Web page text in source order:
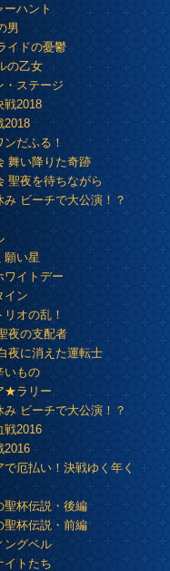
ハント
男
イドの憂鬱
の乙女
・ステージ
戦2018
2018
だふる！
舞い降りた奇跡
聖夜を待ちながら
ビーチで大公演！？
願い星
ワイトデー
イン
オの乱！
夜の支配者
夜に消えた運転士
いもの
★ラリー
ビーチで大公演！？
戦2016
2016
厄払い！決戦ゆく年く
聖杯伝説・後編
聖杯伝説・前編
ングベル
イトたち